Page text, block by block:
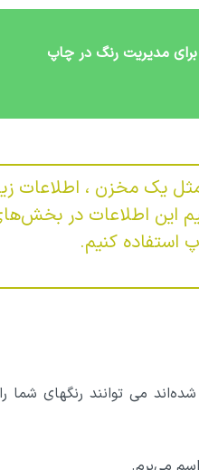
مدیریت رنگ در چاپ
یک مخزن ، اطلاعات
این اطلاعات در
استفاده کنیم.
می توانند رنگهای شما